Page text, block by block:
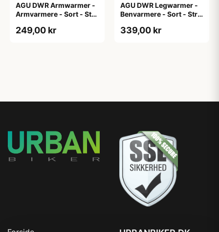
AGU DWR Armwarmer -
Armvarmere - Sort - Str.
249,00 kr
AGU DWR Legwarmer -
Benvarmere - Sort - Str.
339,00 kr